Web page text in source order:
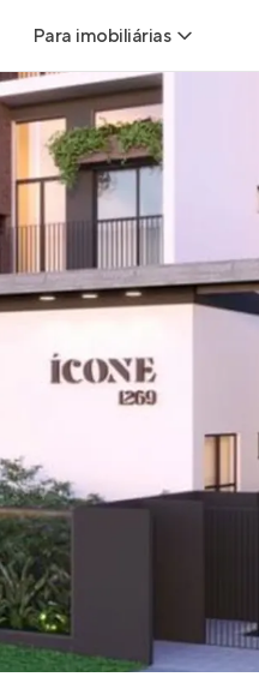
Para imobiliárias
Leads para
Hub de imobiliárias
Anunciar imóveis